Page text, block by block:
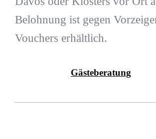
Belohnung ist gegen
Vouchers erhältlich.
Gästeberatung